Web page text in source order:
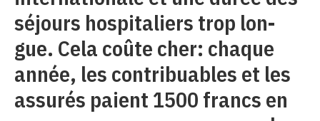
séjours hospitaliers trop lon-
gue. Cela coûte cher: chaque
année, les contribuables et les
assurés paient 1500 francs en